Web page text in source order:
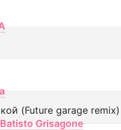
(Future garage remix)
Batisto Grisagone